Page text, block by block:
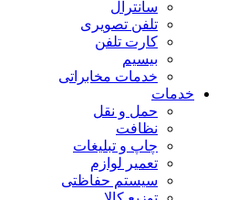
سانترال
تلفن تصویری
کارت تلفن
بیسیم
خدمات مخابراتی
خدمات
حمل و نقل
نظافت
چاپ و تبلیغات
تعمیر لوازم
سیستم حفاظتی